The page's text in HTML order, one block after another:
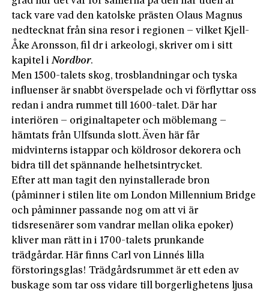
tack vare vad den katolske prästen Olaus Magnus
nedtecknat från sina resor i regionen – vilket Kjell-
Åke Aronsson, fil dr i arkeologi, skriver om i sitt
kapitel iNordbor.
Men 1500-talets skog, trosblandningar och tyska
influenser är snabbt överspelade och vi förflyttar oss
redan i andra rummet till 1600-talet. Där har
interiören – originaltapeter och möblemang –
hämtats från Ulfsunda slott. Även här får
midvinterns istappar och köldrosor dekorera och
bidra till det spännande helhetsintrycket.
Efter att man tagit den nyinstallerade bron
(påminner i stilen lite om London Millennium Bridge
och påminner passande nog om att vi är
tidsresenärer som vandrar mellan olika epoker)
kliver man rätt in i 1700-talets prunkande
trädgårdar. Här finns Carl von Linnés lilla
förstoringsglas! Trädgårdsrummet är ett eden av
buskage som tar oss vidare till borgerlighetens ljusa